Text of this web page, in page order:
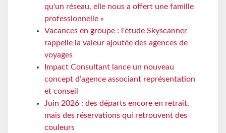
qu'un réseau, elle nous a offert une famille
professionnelle »
Vacances en groupe : l'étude Skyscanner
rappelle la valeur ajoutée des agences de
voyages
Impact Consultant lance un nouveau
concept d’agence associant représentation
et conseil
Juin 2026 : des départs encore en retrait,
mais des réservations qui retrouvent des
couleurs